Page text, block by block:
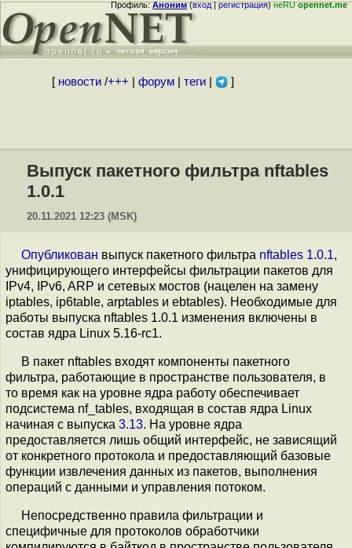
Профиль:Аноним(вход|регистрация)неRUopennet.me
[ новости/+++ форум| теги| ]
Выпуск пакетного фильтра nftables
1.0.1
20.11.2021 12:23 (MSK)
Опубликован выпуск пакетного фильтра nftables 1.0.1,
унифицирующего интерфейсы фильтрации пакетов для
IPv4, IPv6, ARP и сетевых мостов (нацелен на замену
iptables, ip6table, arptables и ebtables). Необходимые для
работы выпуска nftables 1.0.1 изменения включены в
состав ядра Linux 5.16-rc1.
В пакет nftables входят компоненты пакетного
фильтра, работающие в пространстве пользователя, в
то время как на уровне ядра работу обеспечивает
подсистема nf_tables, входящая в состав ядра Linux
начиная с выпуска 3.13. На уровне ядра
предоставляется лишь общий интерфейс, не зависящий
от конкретного протокола и предоставляющий базовые
функции извлечения данных из пакетов, выполнения
операций с данными и управления потоком.
Непосредственно правила фильтрации и
специфичные для протоколов обработчики